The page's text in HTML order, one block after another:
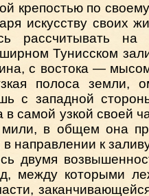
крепостью по
искусству своих
рассчитывать на
Тунисском
с востока —
полоса земли,
с западной
самой узкой своей
в общем она
направлении к
двумя
между которыми